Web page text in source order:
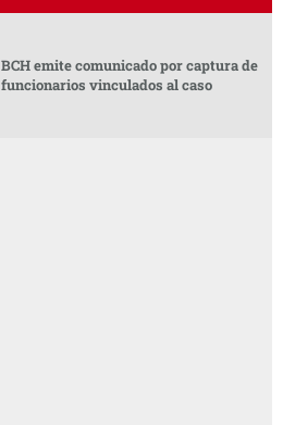
BCH emite comunicado por captura de
funcionarios vinculados al caso